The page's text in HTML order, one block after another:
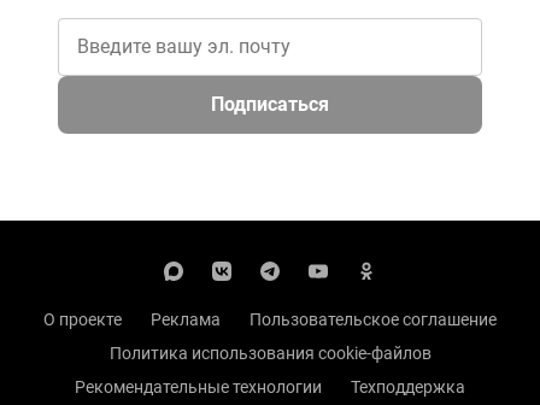
Подписаться
О проекте Реклама
Пользовательское соглашение
Политика использования cookie-файлов
Рекомендательные технологии
Техподдержка